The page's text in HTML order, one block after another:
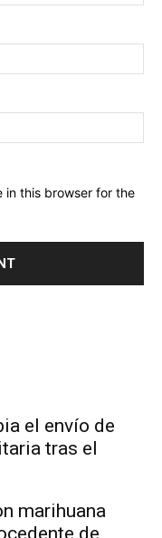
in this browser for the
el envío de
tras el
marihuana
de